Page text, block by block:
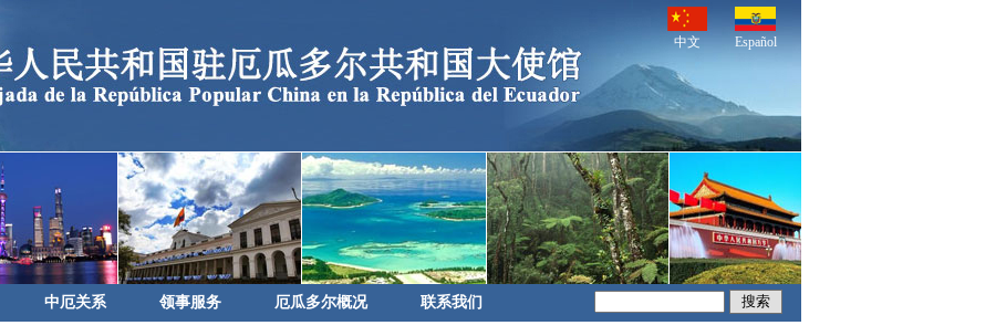
中文 Español
中厄关系 领事服务 厄瓜多尔概况 联系我们